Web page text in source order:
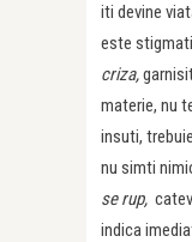
iti devine
este
criza,
materie, nu
insuti,
nu simti
se rup,
indica